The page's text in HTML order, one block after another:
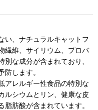
い、ナチュラルキャットフ
繊維、サイリウム、プロバ
な成分が含まれており、
します。
アレルギー性食品の特別な
ルシウムとリン、健康な皮
肪酸が含まれています。